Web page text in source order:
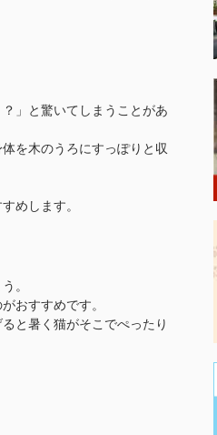
」と驚いてしまうことがあ
を木のうろにすっぽりと収
めします。
。
おすすめです。
と暑く猫がそこでぺったり